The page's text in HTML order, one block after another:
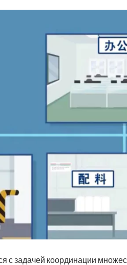
с задачей координации